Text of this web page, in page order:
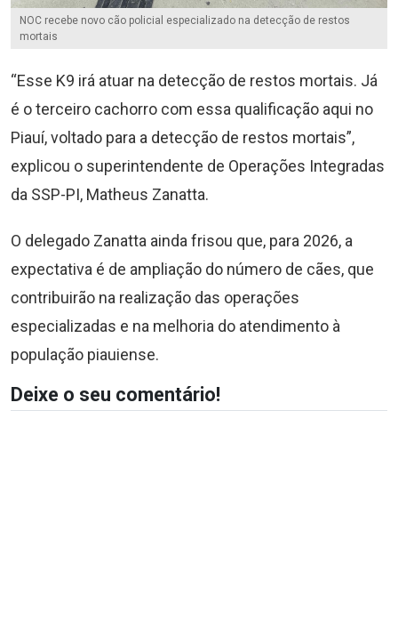
NOC recebe novo cão policial especializado na detecção de restos
mortais
“Esse K9 irá atuar na detecção de restos mortais. Já
é o terceiro cachorro com essa qualificação aqui no
Piauí, voltado para a detecção de restos mortais”,
explicou o superintendente de Operações Integradas
da SSP-PI, Matheus Zanatta.
O delegado Zanatta ainda frisou que, para 2026, a
expectativa é de ampliação do número de cães, que
contribuirão na realização das operações
especializadas e na melhoria do atendimento à
população piauiense.
Deixe o seu comentário!